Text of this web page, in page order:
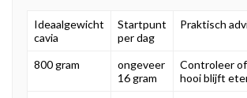
Ideaalgewicht
cavia
Startpunt
per dag
Praktisch
800 gram
ongeveer
16 gram
Controleer
hooi blijft